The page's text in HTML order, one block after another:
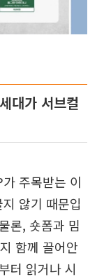
대가 서브컬
주목받는 이
않기 때문입
론, 숏폼과 밈
함께 끌어안
터 읽거나 시